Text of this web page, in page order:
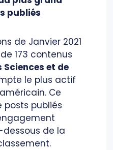
publiés
de Janvier 2021
173 contenus
Sciences et de
le plus actif
Ce
posts publiés
de la